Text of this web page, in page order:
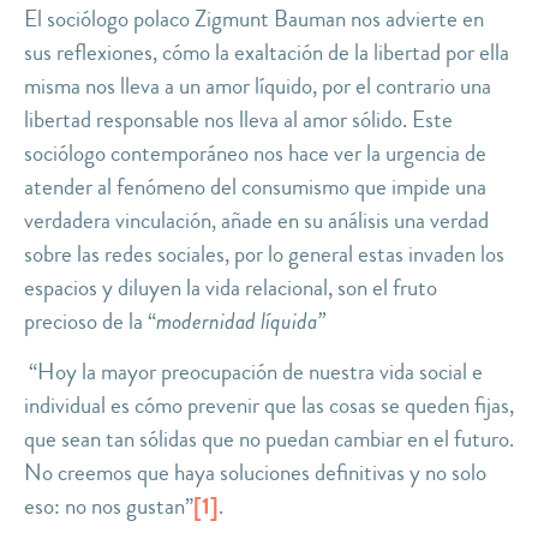
El sociólogo polaco Zigmunt Bauman nos advierte en
sus reflexiones, cómo la exaltación de la libertad por ella
misma nos lleva a unamor líquido, por el contrario una
libertad responsable nos lleva al amor sólido. Este
sociólogo contemporáneo nos hace ver la urgencia de
atender al fenómeno del consumismo que impide una
verdaderavinculación, añade en su análisis una verdad
sobre las redes sociales, por lo general estas invaden los
espacios y diluyen la vida relacional, son el fruto
precioso de la “modernidad líquida”
“Hoy la mayor preocupación de nuestra vida social e
individual es cómoprevenir que las cosas se queden fijas,
que sean tan sólidas que no puedan cambiar en el futuro.
No creemos que haya soluciones definitivas y no solo
eso: no nos gustan”[1].